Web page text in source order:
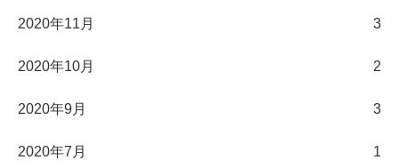
2020年11月 3
2020年10月 2
2020年9月 3
2020年7月 1